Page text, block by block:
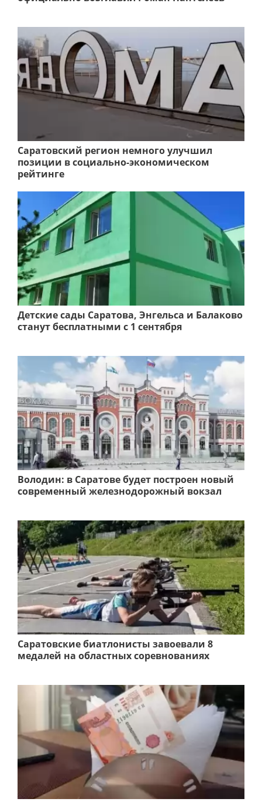
Саратовский регион немного улучшил
позиции в социально-экономическом
рейтинге
Детские сады Саратова, Энгельса и Балаково
станут бесплатными с 1 сентября
Володин: в Саратове будет построен новый
современный железнодорожный вокзал
Саратовские биатлонисты завоевали 8
медалей на областных соревнованиях